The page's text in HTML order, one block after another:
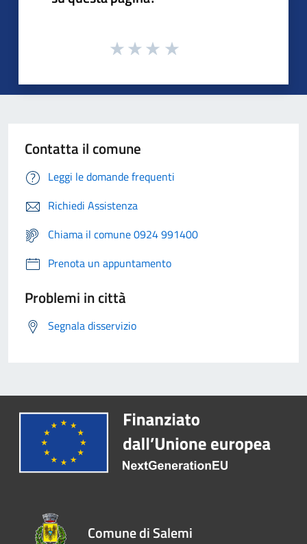
Contatta il comune
Leggi le domande frequenti
Richiedi Assistenza
Chiama il comune 0924 991400
Prenota un appuntamento
Problemi in città
Segnala disservizio
Comune di Salemi